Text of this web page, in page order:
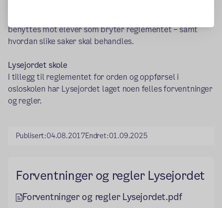
benyttes mot elever som bryter reglementet – samt
hvordan slike saker skal behandles.
Lysejordet skole
I tillegg til reglementet for orden og oppførsel i
osloskolen har Lysejordet laget noen felles forventninger
og regler.
Publisert:04.08.2017Endret:01.09.2025
Forventninger og regler Lysejordet
Forventninger og regler Lysejordet.pdf